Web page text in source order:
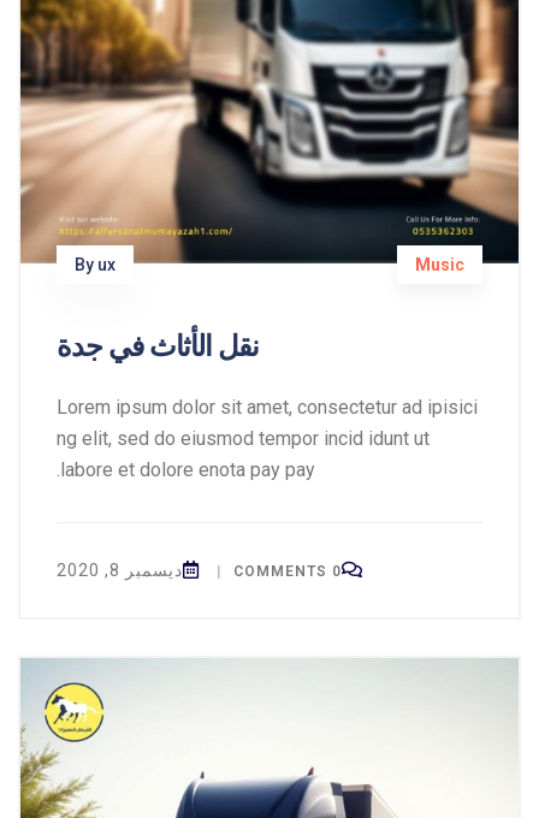
Music
By ux
نقل الأثاث في جدة
Lorem ipsum dolor sit amet, consectetur ad ipisici
ng elit, sed do eiusmod tempor incid idunt ut
labore et dolore enota pay pay.
0 COMMENTS
| ديسمبر 8, 2020